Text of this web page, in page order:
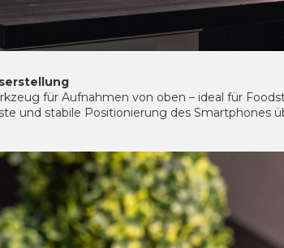
für Aufnahmen von oben – ideal für
und stabile Positionierung des Smartphones